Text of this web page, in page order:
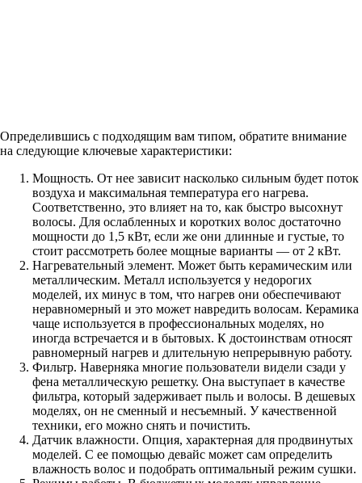
Определившись с подходящим вам типом, обратите внимание
на следующие ключевые характеристики:
Мощность. От нее зависит насколько сильным будет поток
воздуха и максимальная температура его нагрева.
Соответственно, это влияет на то, как быстро высохнут
волосы. Для ослабленных и коротких волос достаточно
мощности до 1,5 кВт, если же они длинные и густые, то
стоит рассмотреть более мощные варианты — от 2 кВт.
Нагревательный элемент. Может быть керамическим или
металлическим. Металл используется у недорогих
моделей, их минус в том, что нагрев они обеспечивают
неравномерный и это может навредить волосам. Керамика
чаще используется в профессиональных моделях, но
иногда встречается и в бытовых. К достоинствам относят
равномерный нагрев и длительную непрерывную работу.
Фильтр. Наверняка многие пользователи видели сзади у
фена металлическую решетку. Она выступает в качестве
фильтра, который задерживает пыль и волосы. В дешевых
моделях, он не сменный и несъемный. У качественной
техники, его можно снять и почистить.
Датчик влажности. Опция, характерная для продвинутых
моделей. С ее помощью девайс может сам определить
влажность волос и подобрать оптимальный режим сушки.